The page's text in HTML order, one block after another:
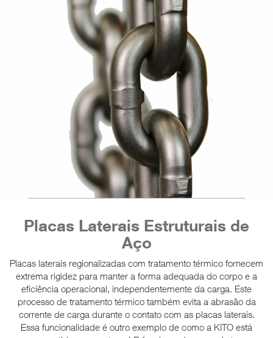
Placas Laterais Estruturais de
Aço
Placas laterais regionalizadas com tratamento térmico fornecem
extrema rigidez para manter a forma adequada do corpo e a
eficiência operacional, independentemente da carga. Este
processo de tratamento térmico também evita a abrasão da
corrente de carga durante o contato com as placas laterais.
Essa funcionalidade é outro exemplo de como a KITO está